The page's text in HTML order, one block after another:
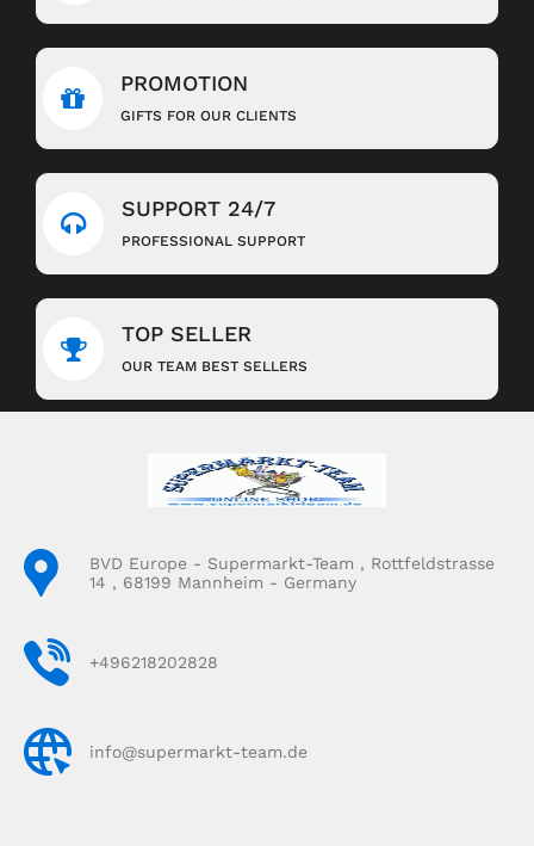
PROMOTION
GIFTS FOR OUR CLIENTS
SUPPORT 24/7
PROFESSIONAL SUPPORT
TOP SELLER
OUR TEAM BEST SELLERS
BVD Europe - Supermarkt-Team , Rottfeldstrasse
14 , 68199 Mannheim - Germany
+496218202828
info@supermarkt-team.de